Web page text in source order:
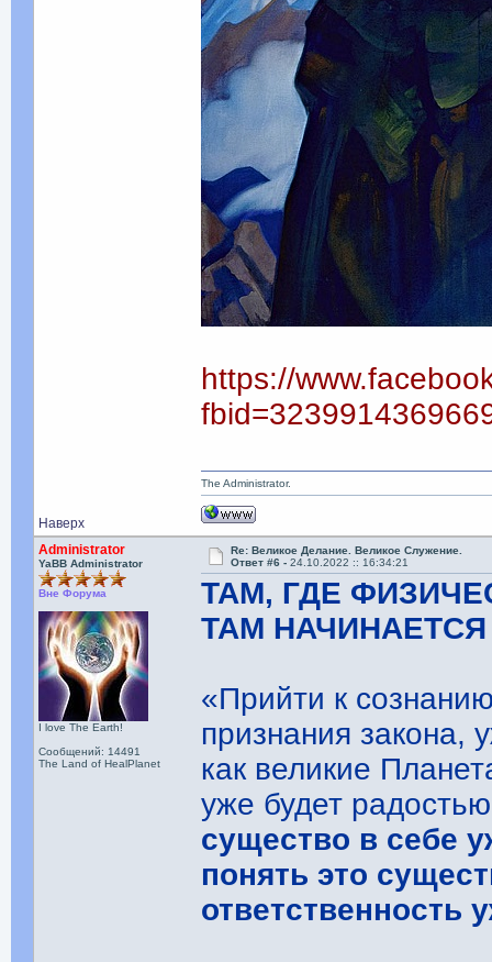
https://
Наверх
The Administrator.
Administrator
YaBB Administrator
Вне Форума
I love The Earth!
Сообщений: 14491
The Land of HealPlanet
Re: Великое Делание. Великое Служение.
Ответ #6 -24.10.2022 :: 16:34:21
ТАМ, ГДЕ
ТАМ
«Прийти к
признания закона,
как великие
уже будет
существо в себе
понять это
ответственность